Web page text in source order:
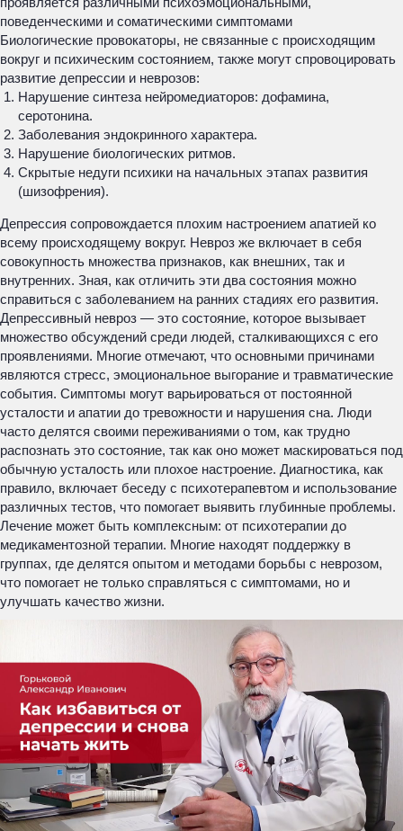
поведенческими и соматическими симптомами
Биологические провокаторы, не связанные с происходящим
вокруг и психическим состоянием, также могут спровоцировать
развитие депрессии и неврозов:
Нарушение синтеза нейромедиаторов: дофамина,
серотонина.
Заболевания эндокринного характера.
Нарушение биологических ритмов.
Скрытые недуги психики на начальных этапах развития
(шизофрения).
Депрессия сопровождается плохим настроением апатией ко
всему происходящему вокруг. Невроз же включает в себя
совокупность множества признаков, как внешних, так и
внутренних. Зная, как отличить эти два состояния можно
справиться с заболеванием на ранних стадиях его развития.
Депрессивный невроз — это состояние, которое вызывает
множество обсуждений среди людей, сталкивающихся с его
проявлениями. Многие отмечают, что основными причинами
являются стресс, эмоциональное выгорание и травматические
события. Симптомы могут варьироваться от постоянной
усталости и апатии до тревожности и нарушения сна. Люди
часто делятся своими переживаниями о том, как трудно
распознать это состояние, так как оно может маскироваться под
обычную усталость или плохое настроение. Диагностика, как
правило, включает беседу с психотерапевтом и использование
различных тестов, что помогает выявить глубинные проблемы.
Лечение может быть комплексным: от психотерапии до
медикаментозной терапии. Многие находят поддержку в
группах, где делятся опытом и методами борьбы с неврозом,
что помогает не только справляться с симптомами, но и
улучшать качество жизни.